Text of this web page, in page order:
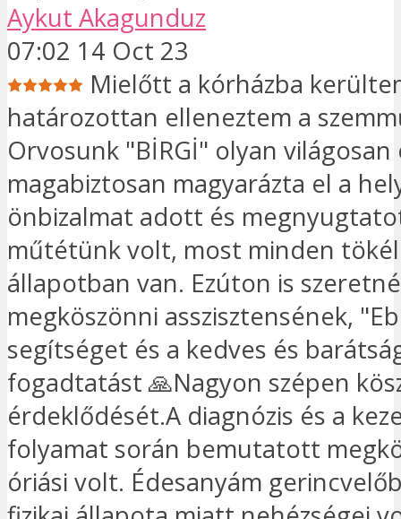
Aykut Akagunduz
07:02 14 Oct 23
Mielőtt a kórházba
határozottan elleneztem a
Orvosunk "BİRGİ" olyan világosan
magabiztosan magyarázta el a
önbizalmat adott és
műtétünk volt, most minden
állapotban van. Ezúton is
megköszönni asszisztensének,
segítséget és a kedves és
fogadtatást 🙏Nagyon szépen
érdeklődését.A diagnózis és a
folyamat során bemutatott
óriási volt. Édesanyám